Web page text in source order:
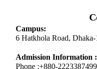
Campus:
6 Hatkhola Road, Dhaka-
Admission Information :
Phone :+880-